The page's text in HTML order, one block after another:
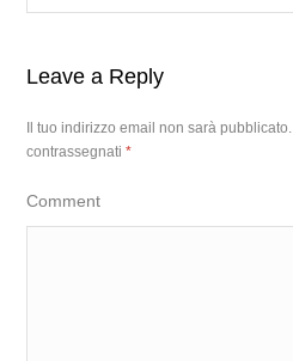
Leave a Reply
Il tuo indirizzo email non sarà pubblicato.
contrassegnati*
Comment